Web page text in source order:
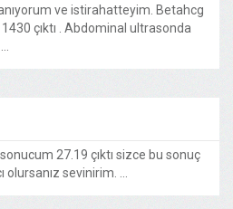
ve istirahatteyim. Betahcg
1430 çıktı . Abdominal ultrasonda
27.19 çıktı sizce bu sonuç
sevinirim. ...